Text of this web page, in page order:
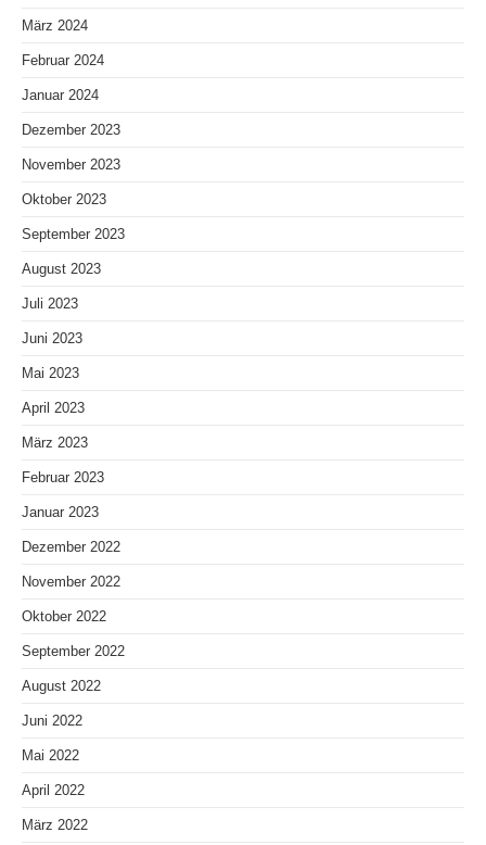
März 2024
Februar 2024
Januar 2024
Dezember 2023
November 2023
Oktober 2023
September 2023
August 2023
Juli 2023
Juni 2023
Mai 2023
April 2023
März 2023
Februar 2023
Januar 2023
Dezember 2022
November 2022
Oktober 2022
September 2022
August 2022
Juni 2022
Mai 2022
April 2022
März 2022